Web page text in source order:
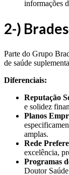
informações
2-)
Parte do Grupo
de saúde
Diferenciais:
Reputação
e solidez
Planos
amplas.
Rede
excelência,
Programas
Doutor